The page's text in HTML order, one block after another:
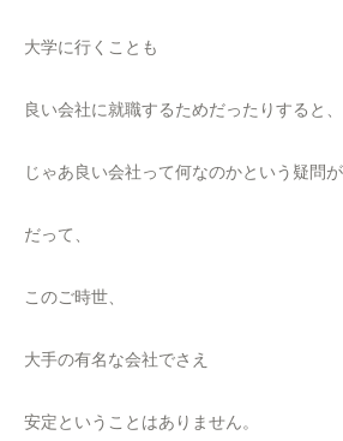
大学に行くことも
良い会社に就職するためだったりすると、
じゃあ良い会社って何なのかという疑問が
だって、
このご時世、
大手の有名な会社でさえ
安定ということはありません。